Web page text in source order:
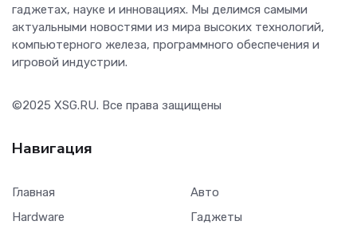
гаджетах, науке и инновациях. Мы делимся самыми
актуальными новостями из мира высоких технологий,
компьютерного железа, программного обеспечения и
игровой индустрии.
©2025 XSG.RU. Все права защищены
Навигация
Главная
Hardware
Авто
Гаджеты